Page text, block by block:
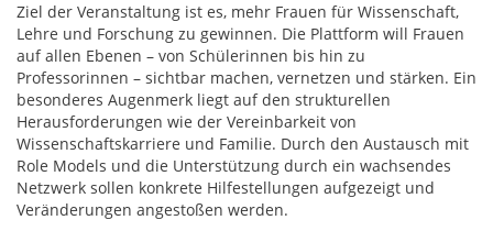
Ziel der Veranstaltung ist es, mehr Frauen für Wissenschaft,
Lehre und Forschung zu gewinnen. Die Plattform will Frauen
auf allen Ebenen – von Schülerinnen bis hin zu
Professorinnen – sichtbar machen, vernetzen und stärken. Ein
besonderes Augenmerk liegt auf den strukturellen
Herausforderungen wie der Vereinbarkeit von
Wissenschaftskarriere und Familie. Durch den Austausch mit
Role Models und die Unterstützung durch ein wachsendes
Netzwerk sollen konkrete Hilfestellungen aufgezeigt und
Veränderungen angestoßen werden.